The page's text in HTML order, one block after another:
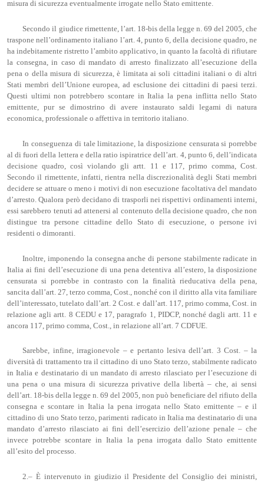
misura di sicurezza eventualmente irrogate nello Stato emittente.
Secondo il giudice rimettente, l’art. 18-bis della legge n. 69 del 2005, che
traspone nell’ordinamento italiano l’art. 4, punto 6, della decisione quadro, ne
ha indebitamente ristretto l’ambito applicativo, in quanto la facoltà di rifiutare
la consegna, in caso di mandato di arresto finalizzato all’esecuzione della
pena o della misura di sicurezza, è limitata ai soli cittadini italiani o di altri
Stati membri dell’Unione europea, ad esclusione dei cittadini di paesi terzi.
Questi ultimi non potrebbero scontare in Italia la pena inflitta nello Stato
emittente, pur se dimostrino di avere instaurato saldi legami di natura
economica, professionale o affettiva in territorio italiano.
In conseguenza di tale limitazione, la disposizione censurata si porrebbe
al di fuori della lettera e della ratio ispiratrice dell’art. 4, punto 6, dell’indicata
decisione quadro, così violando gli artt. 11 e 117, primo comma, Cost.
Secondo il rimettente, infatti, rientra nella discrezionalità degli Stati membri
decidere se attuare o meno i motivi di non esecuzione facoltativa del mandato
d’arresto. Qualora però decidano di trasporli nei rispettivi ordinamenti interni,
essi sarebbero tenuti ad attenersi al contenuto della decisione quadro, che non
distingue tra persone cittadine dello Stato di esecuzione, o persone ivi
residenti o dimoranti.
Inoltre, imponendo la consegna anche di persone stabilmente radicate in
Italia ai fini dell’esecuzione di una pena detentiva all’estero, la disposizione
censurata si porrebbe in contrasto con la finalità rieducativa della pena,
sancita dall’art. 27, terzo comma, Cost., nonché con il diritto alla vita familiare
dell’interessato, tutelato dall’art. 2 Cost. e dall’art. 117, primo comma, Cost. in
relazione agli artt. 8 CEDU e 17, paragrafo 1, PIDCP, nonché dagli artt. 11 e
ancora 117, primo comma, Cost., in relazione all’art. 7 CDFUE.
Sarebbe, infine, irragionevole – e pertanto lesiva dell’art. 3 Cost. – la
diversità di trattamento tra il cittadino di uno Stato terzo, stabilmente radicato
in Italia e destinatario di un mandato di arresto rilasciato per l’esecuzione di
una pena o una misura di sicurezza privative della libertà – che, ai sensi
dell’art. 18-bis della legge n. 69 del 2005, non può beneficiare del rifiuto della
consegna e scontare in Italia la pena irrogata nello Stato emittente – e il
cittadino di uno Stato terzo, parimenti radicato in Italia ma destinatario di una
mandato d’arresto rilasciato ai fini dell’esercizio dell’azione penale – che
invece potrebbe scontare in Italia la pena irrogata dallo Stato emittente
all’esito del processo.
2.– È intervenuto in giudizio il Presidente del Consiglio dei ministri,